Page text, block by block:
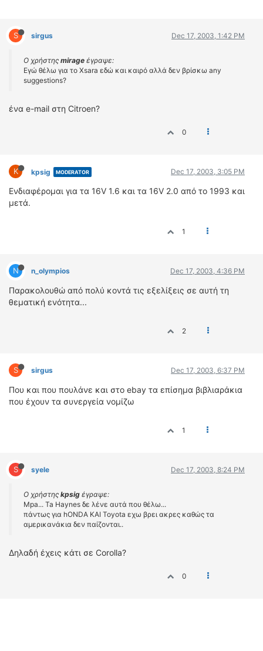
S sirgus Dec 17, 2003, 1:42 PM
Ο χρήστης mirage έγραψε:
Εγώ θέλω για το Xsara εδώ και καιρό αλλά δεν βρίσκω any
suggestions?
ένα e-mail στη Citroen?
0
K kpsig MODERATOR Dec 17, 2003, 3:05 PM
Ενδιαφέρομαι για τα 16V 1.6 και τα 16V 2.0 από το 1993 και
μετά.
1
N n_olympios Dec 17, 2003, 4:36 PM
Παρακολουθώ από πολύ κοντά τις εξελίξεις σε αυτή τη
θεματική ενότητα...
2
S sirgus Dec 17, 2003, 6:37 PM
Που και που πουλάνε και στο ebay τα επίσημα βιβλιαράκια
που έχουν τα συνεργεία νομίζω
1
S syele Dec 17, 2003, 8:24 PM
Ο χρήστης kpsig έγραψε:
Mpa... Ta Haynes δε λένε αυτά που θέλω...
πάντως για hONDA ΚΑΙ Toyota εχω βρει ακρες καθώς τα
αμερικανάκια δεν παίζονται..
Δηλαδή έχεις κάτι σε Corolla?
0